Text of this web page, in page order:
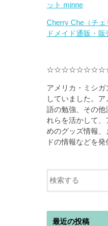
ット minne
Cherry Che（チ
ドメイド通販・
アメリカ・ミシ
していました。
語の勉強、その他
れらを活かして
めのグッズ情報、
ドの情報などを
最近の投稿